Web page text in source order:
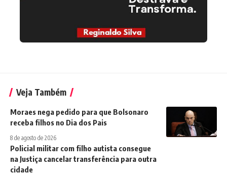
Veja Também
Moraes nega pedido para que Bolsonaro
receba filhos no Dia dos Pais
8 de agosto de 2026
Policial militar com filho autista consegue
na Justiça cancelar transferência para outra
cidade